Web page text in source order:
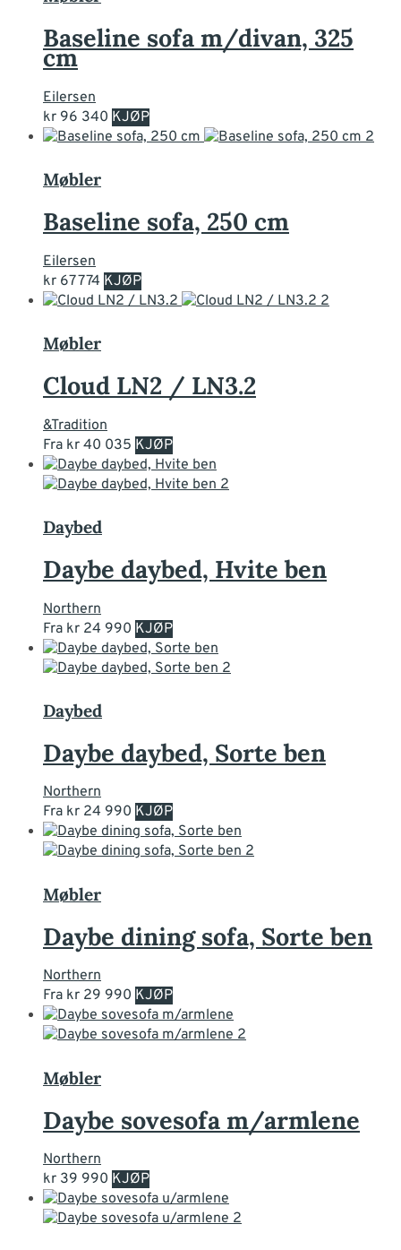
kan
velges
Baseline sofa m/divan, 325
cm
Eilersen
kr 96 340 KJØPDette
produktet
Alternativene
kan
produktsiden
Møbler
Baseline sofa, 250 cm
Eilersen
kr 67 774 KJØP
Møbler
Cloud LN2 / LN3.2
&Tradition
Fra kr 40 035 KJØPDette
produktet
har
kan
velges
produktsiden
Daybed
Daybe daybed, Hvite ben
Northern
Fra kr 24 990 KJØPDette
produktet
har
kan
velges
produktsiden
Daybed
Daybe daybed, Sorte ben
Northern
Fra kr 24 990 KJØPDette
produktet
har
kan
velges
produktsiden
Møbler
Daybe dining sofa, Sorte ben
Northern
Fra kr 29 990 KJØPDette
produktet
har
kan
velges
Møbler
Daybe sovesofa m/armlene
Northern
kr 39 990 KJØPDette
produktet
har